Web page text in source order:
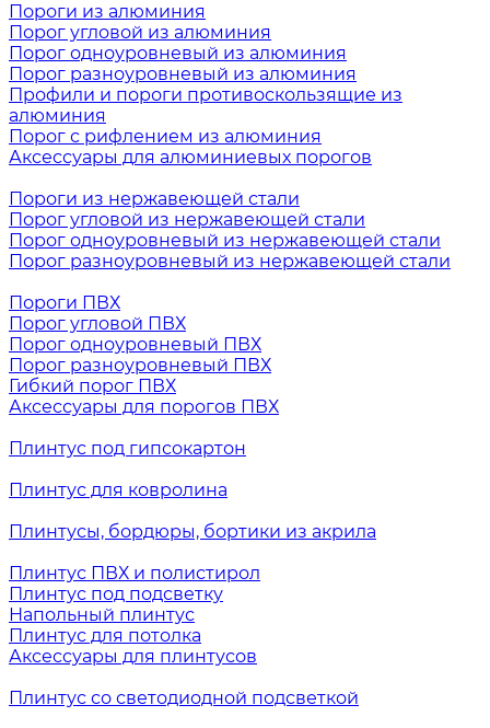
Пороги из алюминия
Порог угловой из алюминия
Порог одноуровневый из алюминия
Порог разноуровневый из алюминия
Профили и пороги противоскользящие из
алюминия
Порог с рифлением из алюминия
Аксессуары для алюминиевых порогов
Пороги из нержавеющей стали
Порог угловой из нержавеющей стали
Порог одноуровневый из нержавеющей стали
Порог разноуровневый из нержавеющей стали
Пороги ПВХ
Порог угловой ПВХ
Порог одноуровневый ПВХ
Порог разноуровневый ПВХ
Гибкий порог ПВХ
Аксессуары для порогов ПВХ
Плинтус под гипсокартон
Плинтус для ковролина
Плинтусы, бордюры, бортики из акрила
Плинтус ПВХ и полистирол
Плинтус под подсветку
Напольный плинтус
Плинтус для потолка
Аксессуары для плинтусов
Плинтус со светодиодной подсветкой